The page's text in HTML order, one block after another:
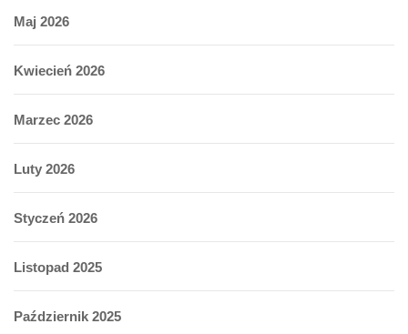
Maj 2026
Kwiecień 2026
Marzec 2026
Luty 2026
Styczeń 2026
Listopad 2025
Październik 2025